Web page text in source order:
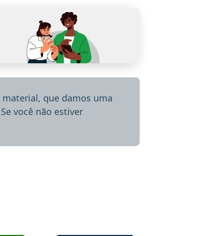
que damos uma
você não estiver